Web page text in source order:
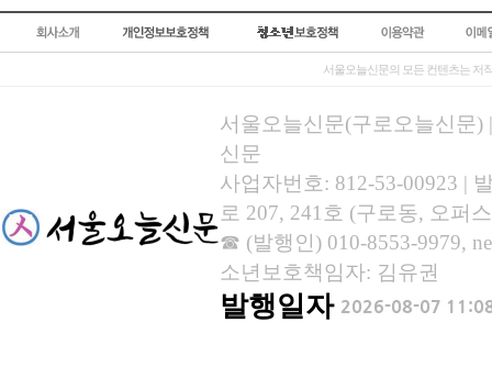
서울오늘신문의 모든 컨텐츠는 저
서울오늘신문(구로오늘신문)
신문
사업자번호: 812-53-00923 |
로 207, 241호 (구로동, 오퍼
☎ (발행인) 010-8553-9979,
소년보호책임자: 김유권
발행일자